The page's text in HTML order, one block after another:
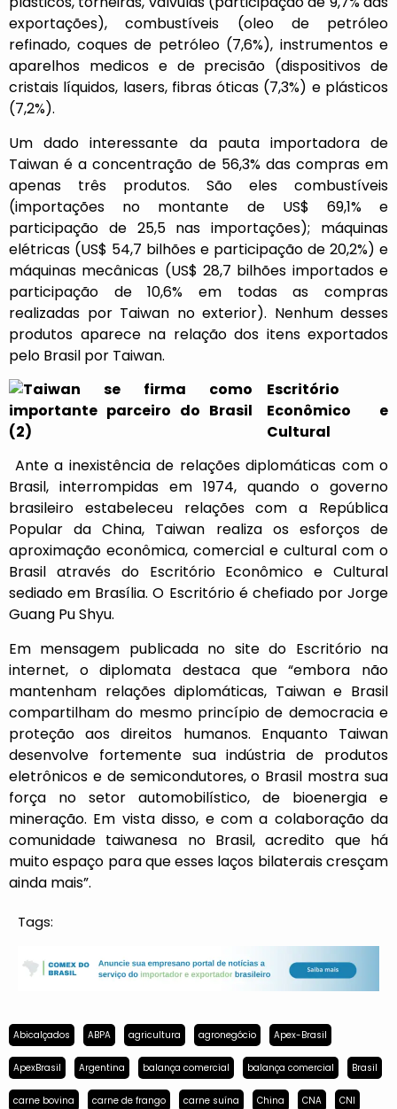
exportações), combustíveis (oleo de petróleo
refinado, coques de petróleo (7,6%), instrumentos e
aparelhos medicos e de precisão (dispositivos de
cristais líquidos, lasers, fibras óticas (7,3%) e plásticos
(7,2%).
Um dado interessante da pauta importadora de
Taiwan é a concentração de 56,3% das compras em
apenas três produtos. São eles combustíveis
(importações no montante de US$ 69,1% e
participação de 25,5 nas importações); máquinas
elétricas (US$ 54,7 bilhões e participação de 20,2%) e
máquinas mecânicas (US$ 28,7 bilhões importados e
participação de 10,6% em todas as compras
realizadas por Taiwan no exterior). Nenhum desses
produtos aparece na relação dos itens exportados
pelo Brasil por Taiwan.
Escritório
Econômico e
Cultural
Ante a inexistência de relações diplomáticas com o
Brasil, interrompidas em 1974, quando o governo
brasileiro estabeleceu relações com a República
Popular da China, Taiwan realiza os esforços de
aproximação econômica, comercial e cultural com o
Brasil através do Escritório Econômico e Cultural
sediado em Brasília. O Escritório é chefiado por Jorge
Guang Pu Shyu.
Em mensagem publicada no site do Escritório na
internet, o diplomata destaca que “embora não
mantenham relações diplomáticas, Taiwan e Brasil
compartilham do mesmo princípio de democracia e
proteção aos direitos humanos. Enquanto Taiwan
desenvolve fortemente sua indústria de produtos
eletrônicos e de semicondutores, o Brasil mostra sua
força no setor automobilístico, de bioenergia e
mineração. Em vista disso, e com a colaboração da
comunidade taiwanesa no Brasil, acredito que há
muito espaço para que esses laços bilaterais cresçam
ainda mais”.
Tags:
Abicalçados ABPA agricultura agronegócio Apex-Brasil
ApexBrasil Argentina balança comercial balança comercial Brasil
carne bovina carne de frango carne suína China CNA CNI